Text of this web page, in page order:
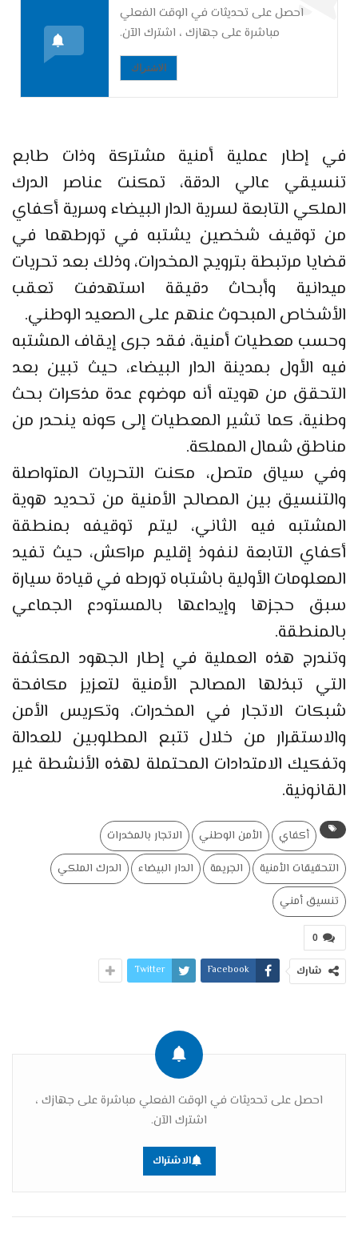
احصل على تحديثات في الوقت الفعلي
مباشرة على جهازك ، اشترك الآن.
الاشتراك
في إطار عملية أمنية مشتركة وذات طابع
تنسيقي عالي الدقة، تمكنت عناصر الدرك
الملكي التابعة لسرية الدار البيضاء وسرية أكفاي
من توقيف شخصين يشتبه في تورطهما في
قضايا مرتبطة بترويج المخدرات، وذلك بعد تحريات
ميدانية وأبحاث دقيقة استهدفت تعقب
الأشخاص المبحوث عنهم على الصعيد الوطني.
وحسب معطيات أمنية، فقد جرى إيقاف المشتبه
فيه الأول بمدينة الدار البيضاء، حيث تبين بعد
التحقق من هويته أنه موضوع عدة مذكرات بحث
وطنية، كما تشير المعطيات إلى كونه ينحدر من
مناطق شمال المملكة.
وفي سياق متصل، مكنت التحريات المتواصلة
والتنسيق بين المصالح الأمنية من تحديد هوية
المشتبه فيه الثاني، ليتم توقيفه بمنطقة
أكفاي التابعة لنفوذ إقليم مراكش، حيث تفيد
المعلومات الأولية باشتباه تورطه في قيادة سيارة
سبق حجزها وإيداعها بالمستودع الجماعي
بالمنطقة.
وتندرج هذه العملية في إطار الجهود المكثفة
التي تبذلها المصالح الأمنية لتعزيز مكافحة
شبكات الاتجار في المخدرات، وتكريس الأمن
والاستقرار من خلال تتبع المطلوبين للعدالة
وتفكيك الامتدادات المحتملة لهذه الأنشطة غير
القانونية.
أكفاي الأمن الوطني
الاتجار بالمخدرات
التحقيقات الأمنية
الجريمة الدار البيضاء
الدرك الملكي
تنسيق أمني
0
شارك Facebook
Twitter
احصل على تحديثات في الوقت الفعلي مباشرة على جهازك ،
اشترك الآن.
الاشتراك